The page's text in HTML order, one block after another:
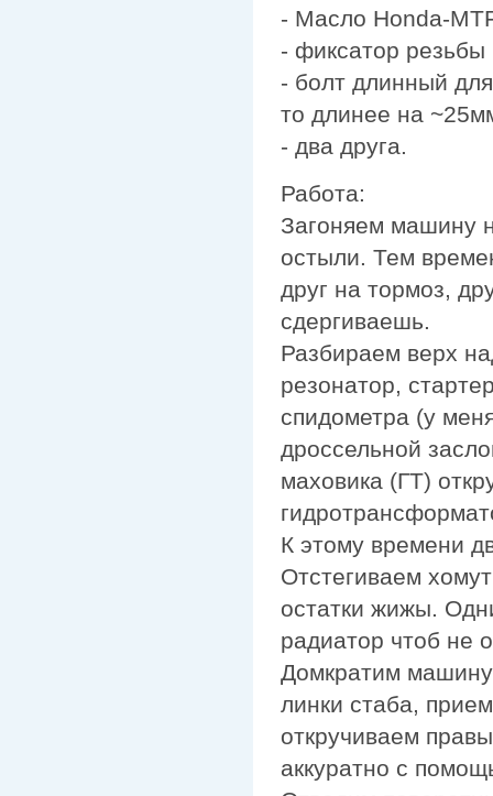
- Масло Honda-
- фиксатор
- болт длинный
то длинее на
- два друга.
Работа:
Загоняем машину
остыли. Тем
друг на тормоз,
сдергиваешь.
Разбираем верх
резонатор,
спидометра (у
дроссельной
маховика (ГТ)
К этому времени
Отстегиваем
остатки жижы.
радиатор чтоб не
Домкратим
линки стаба,
откручиваем
аккуратно с